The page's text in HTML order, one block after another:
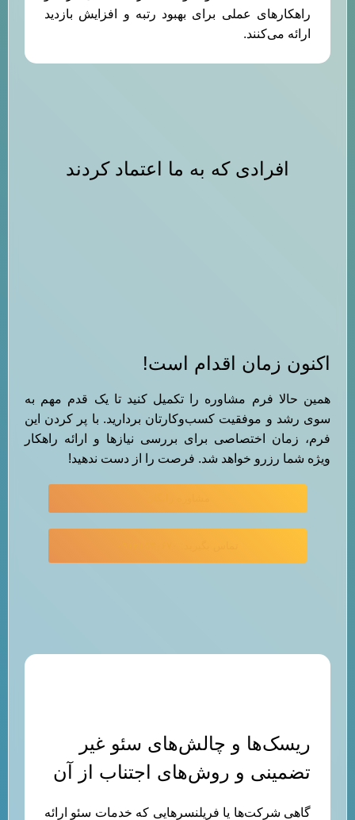
راهکارهای عملی برای بهبود رتبه و افزایش بازدید
ارائه می‌کنند.
افرادی که به ما اعتماد کردند
اکنون زمان اقدام است!
همین حالا فرم مشاوره را تکمیل کنید تا یک قدم مهم به
سوی رشد و موفقیت کسب‌وکارتان بردارید. با پر کردن این
فرم، زمان اختصاصی برای بررسی نیازها و ارائه راهکار
ویژه شما رزرو خواهد شد. فرصت را از دست ندهید!
ریسک‌ها و چالش‌های سئو غیر
تضمینی و روش‌های اجتناب از آن
گاهی شرکت‌ها یا فریلنسرهایی که خدمات سئو ارائه